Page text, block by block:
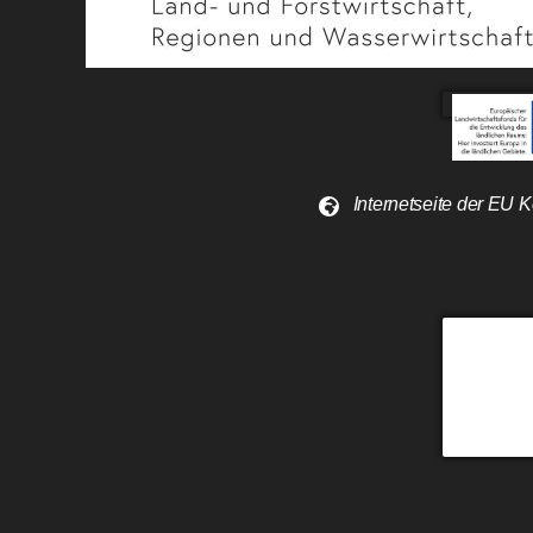
Internetseite der EU